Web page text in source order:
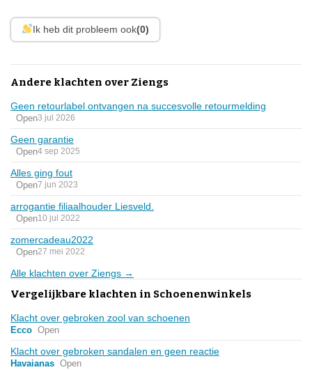
Ik heb dit probleem ook(0)
Andere klachten over Ziengs
Geen retourlabel ontvangen na succesvolle retourmelding
Open3 jul 2026
Geen garantie
Open4 sep 2025
Alles ging fout
Open7 jun 2023
arrogantie filiaalhouder Liesveld.
Open10 jul 2022
zomercadeau2022
Open27 mei 2022
Alle klachten over Ziengs →
Vergelijkbare klachten in Schoenenwinkels
Klacht over gebroken zool van schoenen
Ecco Open
Klacht over gebroken sandalen en geen reactie
Havaianas Open